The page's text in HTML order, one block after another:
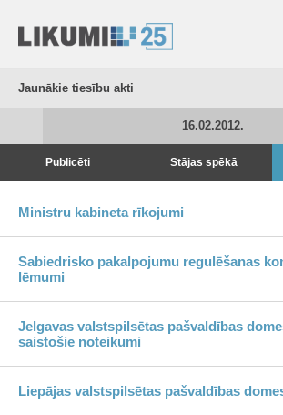
Jaunākie tiesību akti
16.02.2012.
Publicēti Stājas spēkā
Ministru kabineta rīkojumi
Sabiedrisko pakalpojumu regulēšanas
lēmumi
Jelgavas valstspilsētas pašvaldības
saistošie noteikumi
Liepājas valstspilsētas pašvaldības